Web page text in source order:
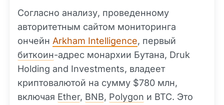
Согласно анализу, проведенному
авторитетным сайтом мониторинга
ончейн Arkham Intelligence, первый
биткоин-адрес монархии Бутана, Druk
Holding and Investments, владеет
криптовалютой на сумму $780 млн,
включая Ether, BNB, Polygon и BTC. Это